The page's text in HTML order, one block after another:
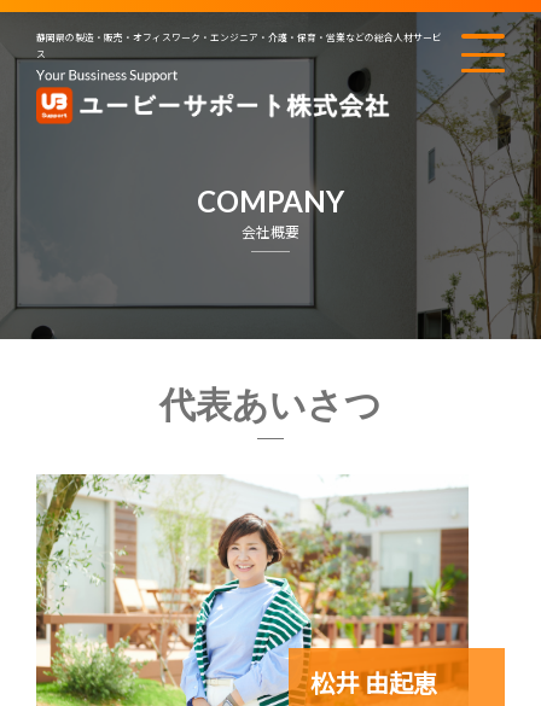
静岡県の製造・販売・オフィスワーク・エンジニア・介護・保育・営業などの総合人材サービ
ス
COMPANY
会社概要
代表あいさつ
松井 由起恵